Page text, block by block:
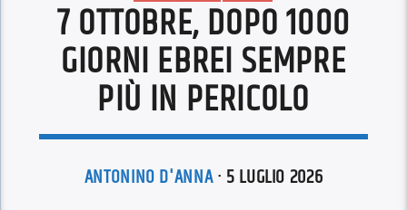
7 OTTOBRE, DOPO 1000
GIORNI EBREI SEMPRE
PIÙ IN PERICOLO
ANTONINO D'ANNA· 5 LUGLIO 2026